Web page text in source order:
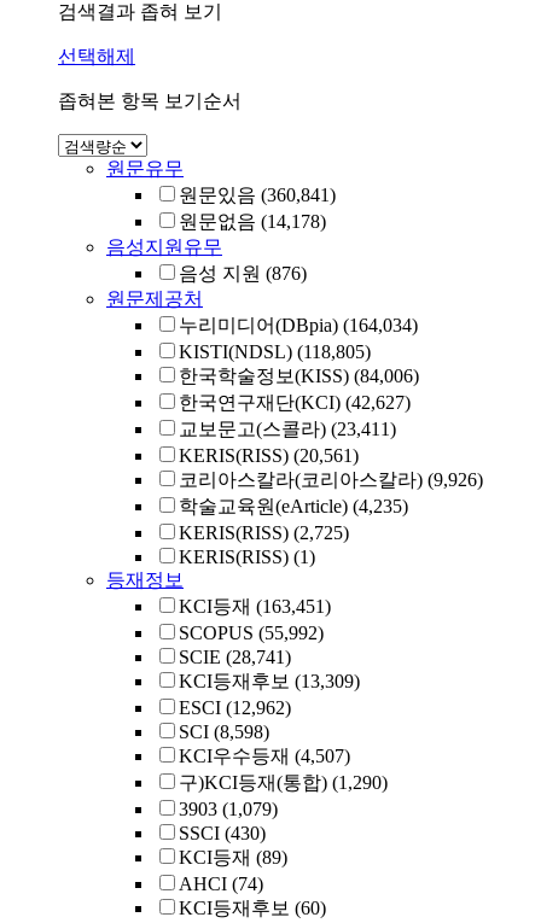
검색결과 좁혀 보기
선택해제
좁혀본 항목 보기순서
원문유무
원문있음 (360,841)
원문없음 (14,178)
음성지원유무
음성 지원 (876)
원문제공처
누리미디어(DBpia) (164,034)
KISTI(NDSL) (118,805)
한국학술정보(KISS) (84,006)
한국연구재단(KCI) (42,627)
교보문고(스콜라) (23,411)
KERIS(RISS) (20,561)
코리아스칼라(코리아스칼라) (9,926)
학술교육원(eArticle) (4,235)
KERIS(RISS) (2,725)
KERIS(RISS) (1)
등재정보
KCI등재 (163,451)
SCOPUS (55,992)
SCIE (28,741)
KCI등재후보 (13,309)
ESCI (12,962)
SCI (8,598)
KCI우수등재 (4,507)
구)KCI등재(통합) (1,290)
3903 (1,079)
SSCI (430)
KCI등재 (89)
AHCI (74)
KCI등재후보 (60)